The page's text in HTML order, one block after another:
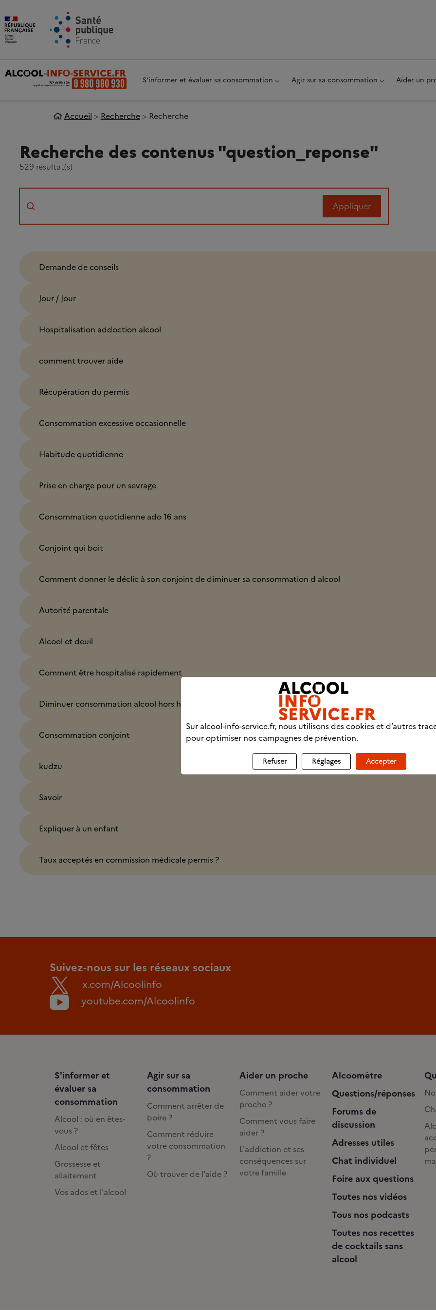
S'informer et évaluer sa consommation Agir sur sa consommation Aider un
Accueil Recherche Recherche
Recherche des contenus "question_reponse"
529 résultat(s)
Demande de conseils
Jour / Jour
Hospitalisation addoction alcool
comment trouver aide
Récupération du permis
Consommation excessive occasionnelle
Habitude quotidienne
Prise en charge pour un sevrage
Consommation quotidienne ado 16 ans
Conjoint qui boit
Comment donner le déclic à son conjoint de diminuer sa consommation d alcool
Autorité parentale
Alcool et deuil
Comment être hospitalisé rapidement
Diminuer consommation alcool hors hospitalisation
Consommation conjoint
kudzu
Savoir
Expliquer à un enfant
Taux acceptés en commission médicale permis ?
Suivez-nous sur les réseaux sociaux
x.com/Alcoolinfo
youtube.com/Alcoolinfo
S'informer et
évaluer sa
consommation
Alcool : où en êtes-
vous ?
Alcool et fêtes
Grossesse et
allaitement
Vos ados et l'alcool
Agir sur sa
consommation
Comment arrêter de
boire ?
Comment réduire
votre consommation
?
Où trouver de l'aide ?
Aider un proche
Comment aider votre
proche ?
Comment vous faire
aider ?
L'addiction et ses
conséquences sur
votre famille
Alcoomètre
Questions/réponses
Forums de
discussion
Adresses utiles
Chat individuel
Foire aux questions
Toutes nos vidéos
Tous nos podcasts
Toutes nos recettes
de cocktails sans
alcool
Sur alcool-info-service.fr, nous utilisons des cookies et d’autres
pour optimiser nos campagnes de prévention.
Refuser Réglages Accepter